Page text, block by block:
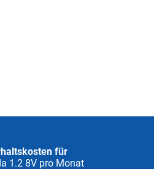
für
1.2 8V pro Monat